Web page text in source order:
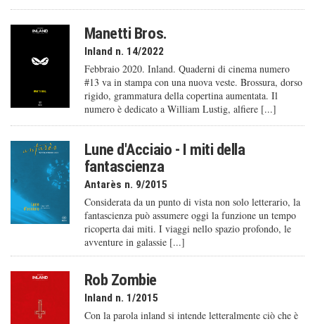
Manetti Bros.
Inland n. 14/2022
Febbraio 2020. Inland. Quaderni di cinema numero
#13 va in stampa con una nuova veste. Brossura, dorso
rigido, grammatura della copertina aumentata. Il
numero è dedicato a William Lustig, alfiere [...]
Lune d'Acciaio - I miti della
fantascienza
Antarès n. 9/2015
Considerata da un punto di vista non solo letterario, la
fantascienza può assumere oggi la funzione un tempo
ricoperta dai miti. I viaggi nello spazio profondo, le
avventure in galassie [...]
Rob Zombie
Inland n. 1/2015
Con la parola inland si intende letteralmente ciò che è